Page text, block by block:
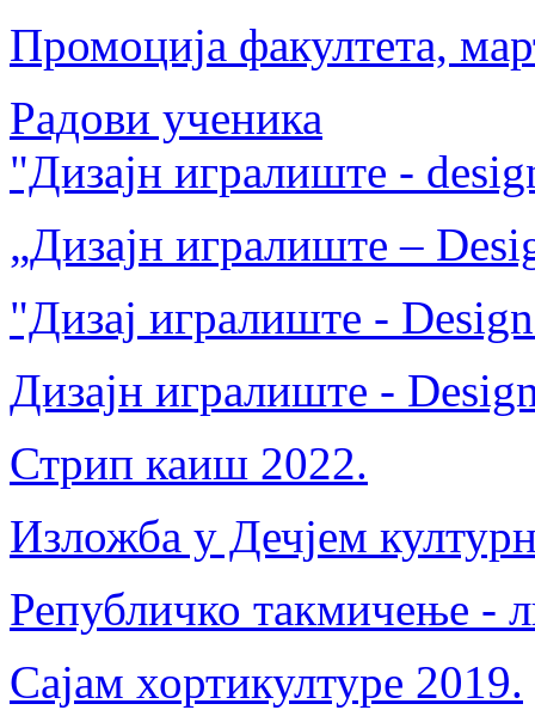
Промоција факултета,
Радови ученика
"Дизајн игралиште -
„Дизајн игралиште –
"Дизај игралиште -
Дизајн игралиште -
Стрип каиш 2022.
Изложба у Дечјем
Републичко такмичење -
Сајам хортикултуре 2019.